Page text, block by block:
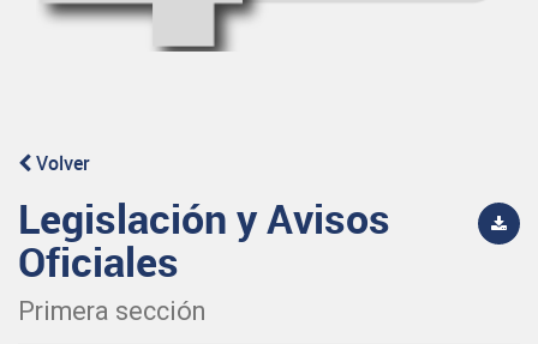
Volver
Legislación y Avisos
Oficiales
Primera sección